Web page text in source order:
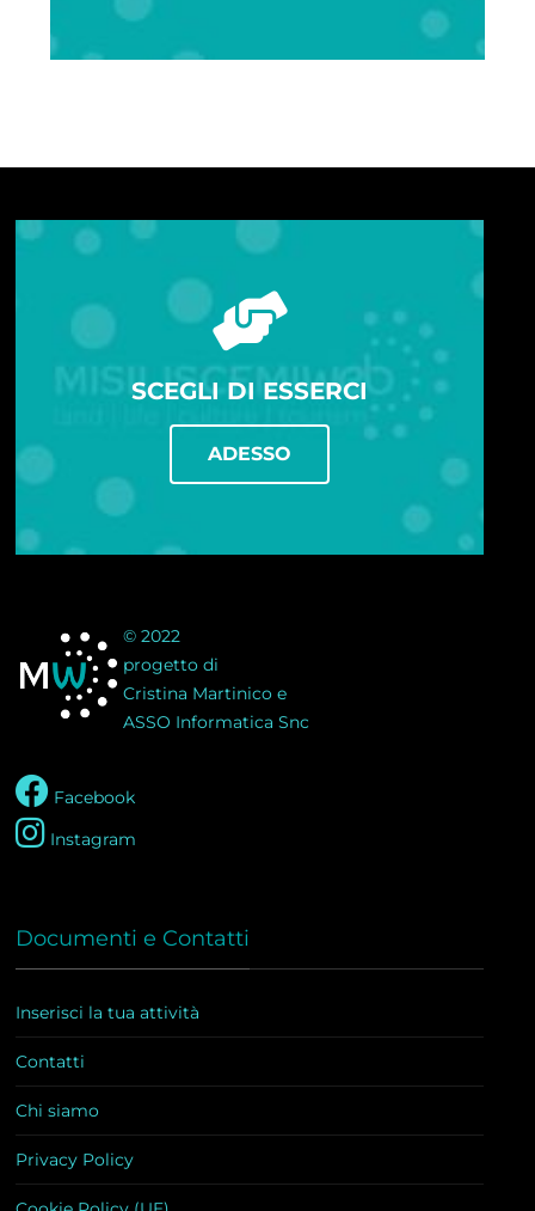
SCEGLI DI ESSERCI
ADESSO
© 2022
progetto di
Cristina Martinico e
ASSO Informatica Snc
Facebook
Instagram
Documenti e Contatti
Inserisci la tua attività
Contatti
Chi siamo
Privacy Policy